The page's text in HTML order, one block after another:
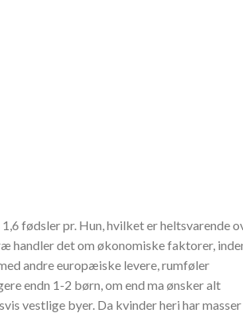
fødsler pr. Hun, hvilket er heltsvarende
handler det om økonomiske faktorer,
andre europæiske levere, rumføler
endn 1-2 børn, om end ma ønsker alt
vestlige byer. Da kvinder heri har masser